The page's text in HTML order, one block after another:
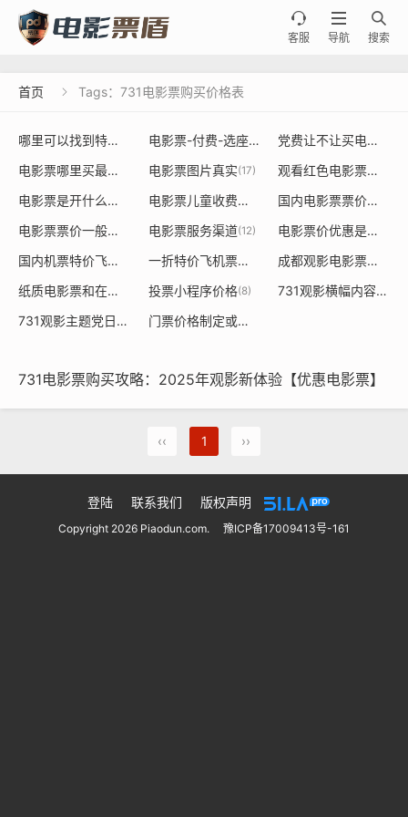

搜索

导航

客服
首页  Tags：731电影票购买价格表
哪里可以找到特价电影票或者餐饮票的源头 (36)
电影票-付费-选座
(20) 党费让不让买电影票
电影票哪里买最便宜 (18)电影票图片真实(17)
观看红色电影票是否能用党建经费使用
电影票是开什么发票大类是什么
(15) 电影票儿童收费标准 (14)
国内电影票票价定价制定规则
电影票票价一般多少钱一张
(13)
电影票服务渠道(12)
电影票价优惠是由谁决定的依据
国内机票特价飞机票
一折特价飞机票价格表 (8) 成都观影电影票采购
纸质电影票和在线购买票价不一样 (8)
投票小程序价格(8)
731观影横幅内容标语是什么
731观影主题党日活动
(7) 门票价格制定或调整对经济
731电影票购买攻略：2025年观影新体验【优惠电影票】
‹‹ 1 ››
登陆 联系我们 版权声明
Copyright 2026 Piaodun.com. 豫ICP备17009413号-161